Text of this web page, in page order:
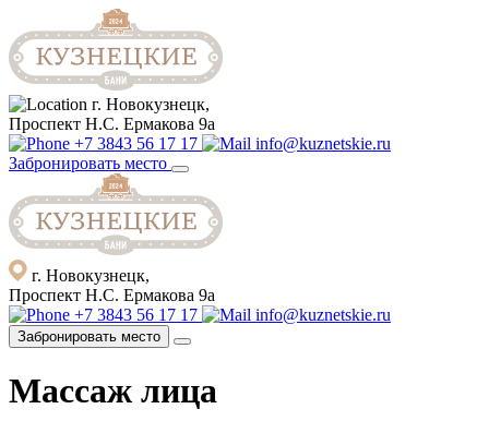
г. Новокузнецк,
Проспект Н.С. Ермакова 9а
+7 3843 56 17 17
info@kuznetskie.ru
Забронировать место
г. Новокузнецк,
Проспект Н.С. Ермакова 9а
+7 3843 56 17 17
info@kuznetskie.ru
Забронировать место
Массаж лица